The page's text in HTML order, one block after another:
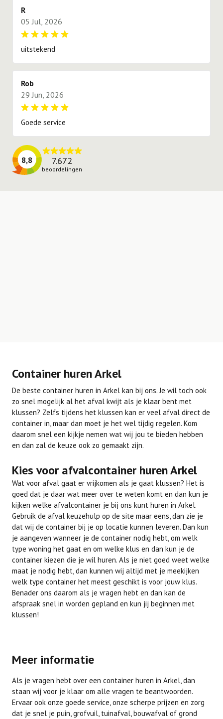
R
05 Jul, 2026
uitstekend
Rob
29 Jun, 2026
Goede service
8,8 7.672
beoordelingen
Container huren Arkel
De beste container huren in Arkel kan bij ons. Je wil toch ook
zo snel mogelijk al het afval kwijt als je klaar bent met
klussen? Zelfs tijdens het klussen kan er veel afval direct de
container in, maar dan moet je het wel tijdig regelen. Kom
daarom snel een kijkje nemen wat wij jou te bieden hebben
en dan zal de keuze ook zo gemaakt zijn.
Kies voor afvalcontainer huren Arkel
Wat voor afval gaat er vrijkomen als je gaat klussen? Het is
goed dat je daar wat meer over te weten komt en dan kun je
kijken welke afvalcontainer je bij ons kunt huren in Arkel.
Gebruik de afval keuzehulp op de site maar eens, dan zie je
dat wij de container bij je op locatie kunnen leveren. Dan kun
je aangeven wanneer je de container nodig hebt, om welk
type woning het gaat en om welke klus en dan kun je de
container kiezen die je wil huren. Als je niet goed weet welke
maat je nodig hebt, dan kunnen wij altijd met je meekijken
welk type container het meest geschikt is voor jouw klus.
Benader ons daarom als je vragen hebt en dan kan de
afspraak snel in worden gepland en kun jij beginnen met
klussen!
Meer informatie
Als je vragen hebt over een container huren in Arkel, dan
staan wij voor je klaar om alle vragen te beantwoorden.
Ervaar ook onze goede service, onze scherpe prijzen en zorg
dat je snel je puin, grofvuil, tuinafval, bouwafval of grond